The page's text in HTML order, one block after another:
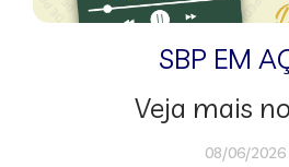
SBP EM
Veja mais
08/06/2026